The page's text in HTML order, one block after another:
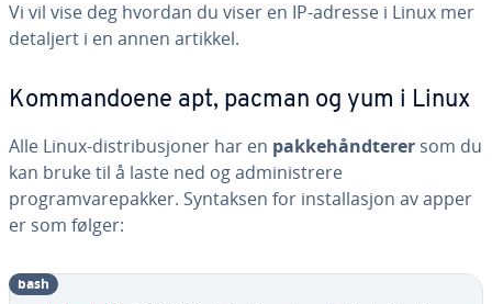
Vi vil vise deg hvordan du viser en IP-adresse i Linux mer
detaljert i en annen artikkel.
Kommandoene apt, pacman og yum i Linux
Alle Linux-distribusjoner har en pakkehåndterer som du
kan bruke til å laste ned og administrere
programvarepakker. Syntaksen for installasjon av apper
er som følger:
bash